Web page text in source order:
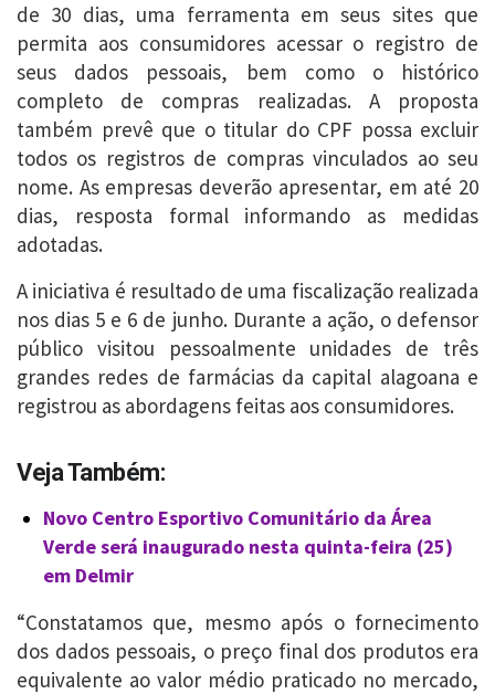
de 30 dias, uma ferramenta em seus sites que
permita aos consumidores acessar o registro de
seus dados pessoais, bem como o histórico
completo de compras realizadas. A proposta
também prevê que o titular do CPF possa excluir
todos os registros de compras vinculados ao seu
nome. As empresas deverão apresentar, em até 20
dias, resposta formal informando as medidas
adotadas.
A iniciativa é resultado de uma fiscalização realizada
nos dias 5 e 6 de junho. Durante a ação, o defensor
público visitou pessoalmente unidades de três
grandes redes de farmácias da capital alagoana e
registrou as abordagens feitas aos consumidores.
Veja Também:
Novo Centro Esportivo Comunitário da Área
Verde será inaugurado nesta quinta-feira (25)
em Delmir
“Constatamos que, mesmo após o fornecimento
dos dados pessoais, o preço final dos produtos era
equivalente ao valor médio praticado no mercado,